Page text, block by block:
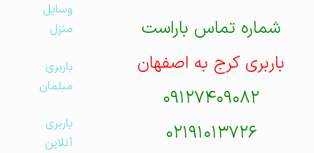
شماره تماس باراست
باربری کرج به اصفهان
۰۹۱۲۷۴۰۹۰۸۲
۰۲۱۹۱۰۱۳۷۲۶
وسایل
منزل
باربری
مبلمان
باربری
آنلاین